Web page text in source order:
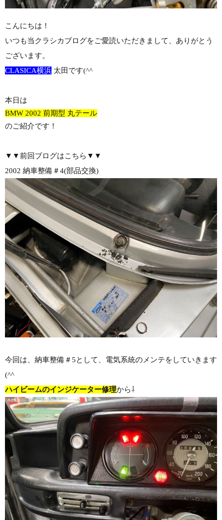
こんにちは！
いつも当クラシカブログをご愛読いただきまして、ありがとう
ございます。
CLASICA横浜 太田です(^^ゞ
本日は
BMW 2002 前期型 丸テール
のご紹介です！
▼▼前回ブログはこちら▼▼
2002 納車整備＃4(部品交換)
今回は、納車整備＃5として、電気系統のメンテをしていきます
(^^ゞ
ハイビームのインジケーター修理から⇩